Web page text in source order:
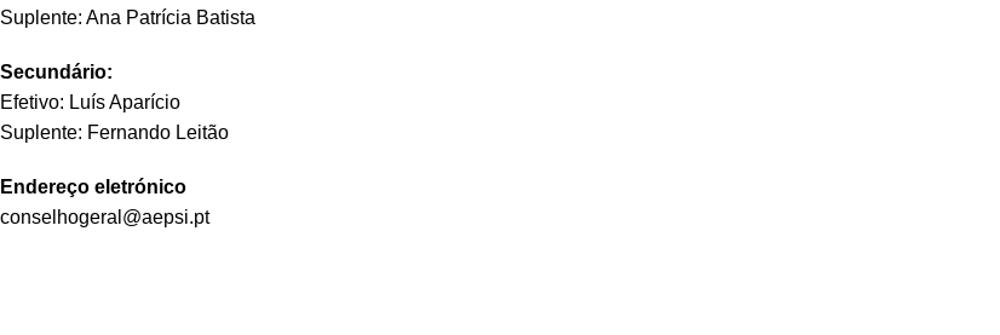
Suplente: Ana Patrícia Batista
Secundário:
Efetivo: Luís Aparício
Suplente: Fernando Leitão
Endereço eletrónico
conselhogeral@aepsi.pt